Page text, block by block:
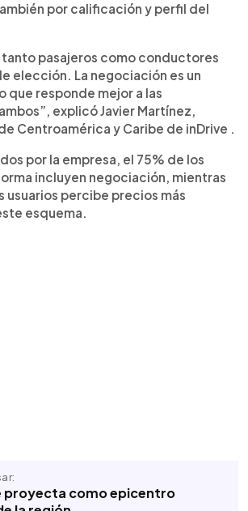
por calificación y perfil del
tanto pasajeros como conductores
elección. La negociación es un
que responde mejor a las
explicó Javier Martínez,
Centroamérica y Caribe de inDrive .
por la empresa, el 75% de los
incluyen negociación, mientras
usuarios percibe precios más
esquema.
proyecta como epicentro